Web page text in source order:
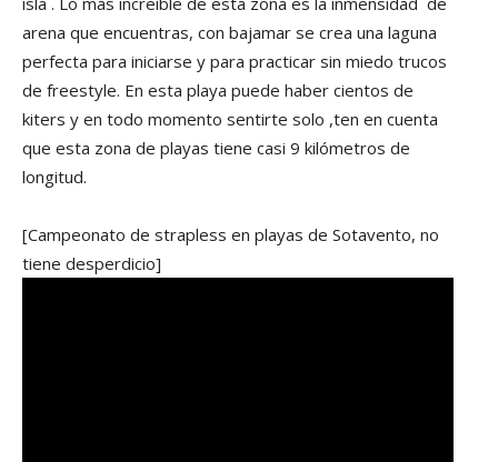
arena que encuentras, con bajamar se crea una laguna
perfecta para iniciarse y para practicar sin miedo trucos
de freestyle. En esta playa puede haber cientos de
kiters y en todo momento sentirte solo ,ten en cuenta
que esta zona de playas tiene casi 9 kilómetros de
longitud.
[Campeonato de strapless en playas de Sotavento, no
tiene desperdicio]